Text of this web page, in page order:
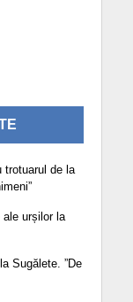
trotuarul de la
urșilor la
Sugălete. ”De